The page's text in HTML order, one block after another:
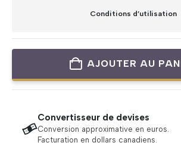
Conditions d’utilisation
AJOUTER AU
Convertisseur de devises
Conversion approximative en euros.
Facturation en dollars canadiens.